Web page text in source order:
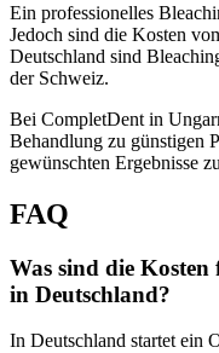
Ein professionelles
Jedoch sind die Kosten
Deutschland sind
der Schweiz.
Bei CompletDent in
Behandlung zu günstigen
gewünschten Ergebnisse
FAQ
Was sind die Kosten
in Deutschland?
In Deutschland startet ein